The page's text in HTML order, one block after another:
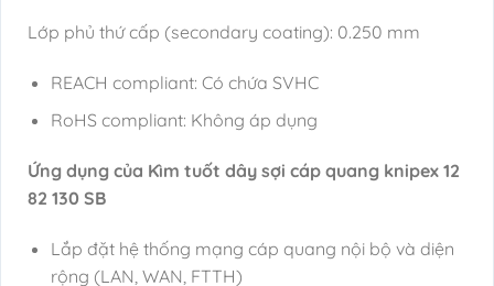
Lớp phủ thứ cấp (secondary coating): 0.250 mm
REACH compliant: Có chứa SVHC
RoHS compliant: Không áp dụng
Ứng dụng của Kìm tuốt dây sợi cáp quang knipex 12
82 130 SB
Lắp đặt hệ thống mạng cáp quang nội bộ và diện
rộng (LAN, WAN, FTTH)